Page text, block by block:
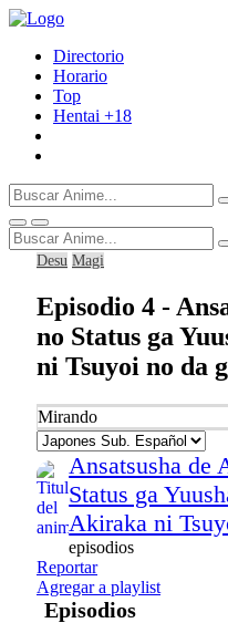
Directorio
Horario
Top
Hentai +18
Desu Magi
Episodio 4 -
no Status ga
ni Tsuyoi no da
Mirando
Ansatsusha de
Status ga
Akiraka ni
episodios
Reportar
Agregar a playlist
Episodios